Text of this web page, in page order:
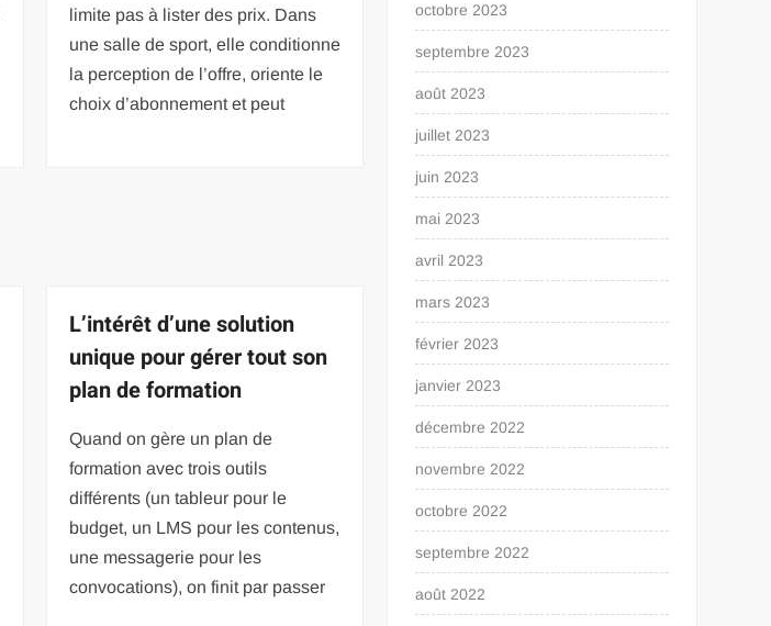
limite pas à lister des prix. Dans
une salle de sport, elle conditionne
la perception de l’offre, oriente le
choix d’abonnement et peut
L’intérêt d’une solution
unique pour gérer tout son
plan de formation
Quand on gère un plan de
formation avec trois outils
différents (un tableur pour le
budget, un LMS pour les contenus,
une messagerie pour les
convocations), on finit par passer
octobre 2023
septembre 2023
août 2023
juillet 2023
juin 2023
mai 2023
avril 2023
mars 2023
février 2023
janvier 2023
décembre 2022
novembre 2022
octobre 2022
septembre 2022
août 2022